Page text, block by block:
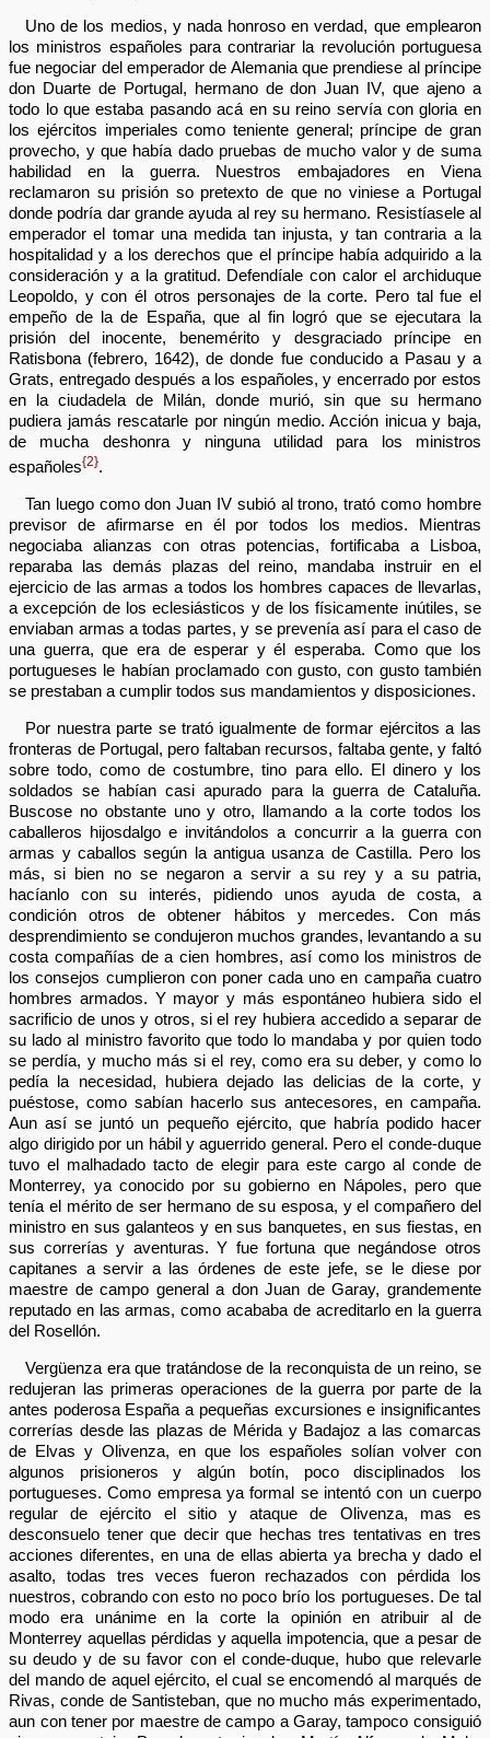
Uno de los medios, y nada honroso en verdad, que emplearon
los ministros españoles para contrariar la revolución portuguesa
fue negociar del emperador de Alemania que prendiese al príncipe
don Duarte de Portugal, hermano de don Juan IV, que ajeno a
todo lo que estaba pasando acá en su reino servía con gloria en
los ejércitos imperiales como teniente general; príncipe de gran
provecho, y que había dado pruebas de mucho valor y de suma
habilidad en la guerra. Nuestros embajadores en Viena
reclamaron su prisión so pretexto de que no viniese a Portugal
donde podría dar grande ayuda al rey su hermano. Resistíasele al
emperador el tomar una medida tan injusta, y tan contraria a la
hospitalidad y a los derechos que el príncipe había adquirido a la
consideración y a la gratitud. Defendíale con calor el archiduque
Leopoldo, y con él otros personajes de la corte. Pero tal fue el
empeño de la de España, que al fin logró que se ejecutara la
prisión del inocente, benemérito y desgraciado príncipe en
Ratisbona (febrero, 1642), de donde fue conducido a Pasau y a
Grats, entregado después a los españoles, y encerrado por estos
en la ciudadela de Milán, donde murió, sin que su hermano
pudiera jamás rescatarle por ningún medio. Acción inicua y baja,
de mucha deshonra y ninguna utilidad para los ministros
españoles{2}.
Tan luego como don Juan IV subió al trono, trató como hombre
previsor de afirmarse en él por todos los medios. Mientras
negociaba alianzas con otras potencias, fortificaba a Lisboa,
reparaba las demás plazas del reino, mandaba instruir en el
ejercicio de las armas a todos los hombres capaces de llevarlas,
a excepción de los eclesiásticos y de los físicamente inútiles, se
enviaban armas a todas partes, y se prevenía así para el caso de
una guerra, que era de esperar y él esperaba. Como que los
portugueses le habían proclamado con gusto, con gusto también
se prestaban a cumplir todos sus mandamientos y disposiciones.
Por nuestra parte se trató igualmente de formar ejércitos a las
fronteras de Portugal, pero faltaban recursos, faltaba gente, y faltó
sobre todo, como de costumbre, tino para ello. El dinero y los
soldados se habían casi apurado para la guerra de Cataluña.
Buscose no obstante uno y otro, llamando a la corte todos los
caballeros hijosdalgo e invitándolos a concurrir a la guerra con
armas y caballos según la antigua usanza de Castilla. Pero los
más, si bien no se negaron a servir a su rey y a su patria,
hacíanlo con su interés, pidiendo unos ayuda de costa, a
condición otros de obtener hábitos y mercedes. Con más
desprendimiento se condujeron muchos grandes, levantando a su
costa compañías de a cien hombres, así como los ministros de
los consejos cumplieron con poner cada uno en campaña cuatro
hombres armados. Y mayor y más espontáneo hubiera sido el
sacrificio de unos y otros, si el rey hubiera accedido a separar de
su lado al ministro favorito que todo lo mandaba y por quien todo
se perdía, y mucho más si el rey, como era su deber, y como lo
pedía la necesidad, hubiera dejado las delicias de la corte, y
puéstose, como sabían hacerlo sus antecesores, en campaña.
Aun así se juntó un pequeño ejército, que habría podido hacer
algo dirigido por un hábil y aguerrido general. Pero el conde-duque
tuvo el malhadado tacto de elegir para este cargo al conde de
Monterrey, ya conocido por su gobierno en Nápoles, pero que
tenía el mérito de ser hermano de su esposa, y el compañero del
ministro en sus galanteos y en sus banquetes, en sus fiestas, en
sus correrías y aventuras. Y fue fortuna que negándose otros
capitanes a servir a las órdenes de este jefe, se le diese por
maestre de campo general a don Juan de Garay, grandemente
reputado en las armas, como acababa de acreditarlo en la guerra
del Rosellón.
Vergüenza era que tratándose de la reconquista de un reino, se
redujeran las primeras operaciones de la guerra por parte de la
antes poderosa España a pequeñas excursiones e insignificantes
correrías desde las plazas de Mérida y Badajoz a las comarcas
de Elvas y Olivenza, en que los españoles solían volver con
algunos prisioneros y algún botín, poco disciplinados los
portugueses. Como empresa ya formal se intentó con un cuerpo
regular de ejército el sitio y ataque de Olivenza, mas es
desconsuelo tener que decir que hechas tres tentativas en tres
acciones diferentes, en una de ellas abierta ya brecha y dado el
asalto, todas tres veces fueron rechazados con pérdida los
nuestros, cobrando con esto no poco brío los portugueses. De tal
modo era unánime en la corte la opinión en atribuir al de
Monterrey aquellas pérdidas y aquella impotencia, que a pesar de
su deudo y de su favor con el conde-duque, hubo que relevarle
del mando de aquel ejército, el cual se encomendó al marqués de
Rivas, conde de Santisteban, que no mucho más experimentado,
aun con tener por maestre de campo a Garay, tampoco consiguió